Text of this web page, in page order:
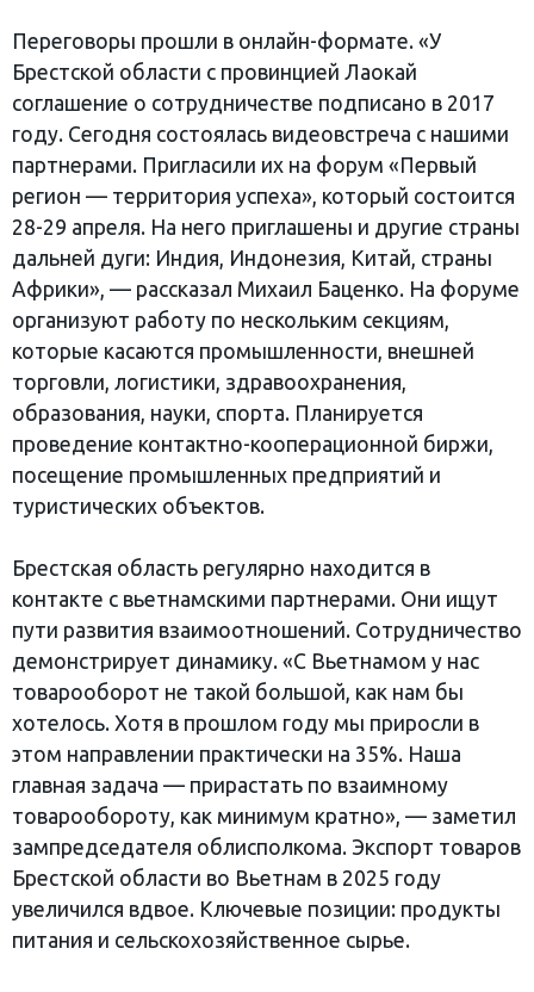
Переговоры прошли в онлайн-формате. «У
Брестской области с провинцией Лаокай
соглашение о сотрудничестве подписано в 2017
году. Сегодня состоялась видеовстреча с нашими
партнерами. Пригласили их на форум «Первый
регион — территория успеха», который состоится
28-29 апреля. На него приглашены и другие страны
дальней дуги: Индия, Индонезия, Китай, страны
Африки», — рассказал Михаил Баценко. На форуме
организуют работу по нескольким секциям,
которые касаются промышленности, внешней
торговли, логистики, здравоохранения,
образования, науки, спорта. Планируется
проведение контактно-кооперационной биржи,
посещение промышленных предприятий и
туристических объектов.
Брестская область регулярно находится в
контакте с вьетнамскими партнерами. Они ищут
пути развития взаимоотношений. Сотрудничество
демонстрирует динамику. «С Вьетнамом у нас
товарооборот не такой большой, как нам бы
хотелось. Хотя в прошлом году мы приросли в
этом направлении практически на 35%. Наша
главная задача — прирастать по взаимному
товарообороту, как минимум кратно», — заметил
зампредседателя облисполкома. Экспорт товаров
Брестской области во Вьетнам в 2025 году
увеличился вдвое. Ключевые позиции: продукты
питания и сельскохозяйственное сырье.